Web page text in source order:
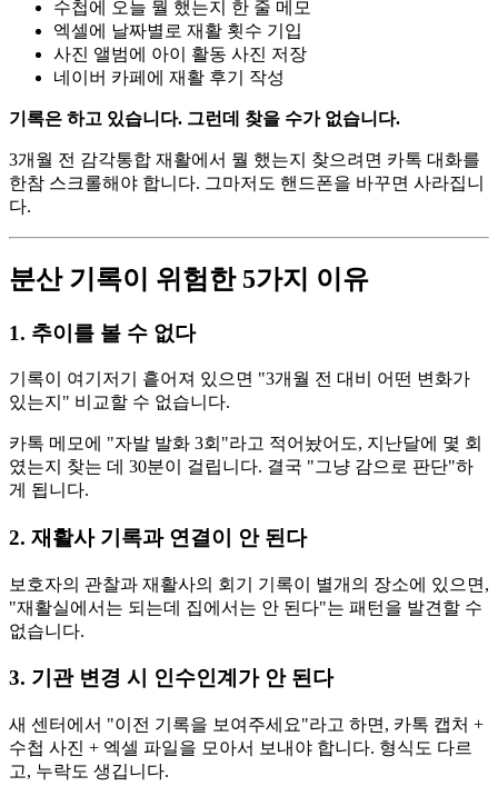
수첩에 오늘 뭘 했는지 한 줄 메모
엑셀에 날짜별로 재활 횟수 기입
사진 앨범에 아이 활동 사진 저장
네이버 카페에 재활 후기 작성
기록은 하고 있습니다. 그런데 찾을 수가 없습니다.
3개월 전 감각통합 재활에서 뭘 했는지 찾으려면 카톡 대화를
한참 스크롤해야 합니다. 그마저도 핸드폰을 바꾸면 사라집니
다.
분산 기록이 위험한 5가지 이유
1. 추이를 볼 수 없다
기록이 여기저기 흩어져 있으면 "3개월 전 대비 어떤 변화가
있는지" 비교할 수 없습니다.
카톡 메모에 "자발 발화 3회"라고 적어놨어도, 지난달에 몇 회
였는지 찾는 데 30분이 걸립니다. 결국 "그냥 감으로 판단"하
게 됩니다.
2. 재활사 기록과 연결이 안 된다
보호자의 관찰과 재활사의 회기 기록이 별개의 장소에 있으면,
"재활실에서는 되는데 집에서는 안 된다"는 패턴을 발견할 수
없습니다.
3. 기관 변경 시 인수인계가 안 된다
새 센터에서 "이전 기록을 보여주세요"라고 하면, 카톡 캡처 +
수첩 사진 + 엑셀 파일을 모아서 보내야 합니다. 형식도 다르
고, 누락도 생깁니다.